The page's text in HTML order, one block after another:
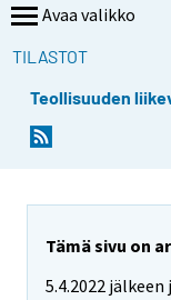
Avaa valikko
TILASTOT
Teollisuuden
Tämä sivu on
5.4.2022